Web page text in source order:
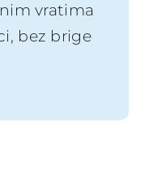
vratima
bez brige